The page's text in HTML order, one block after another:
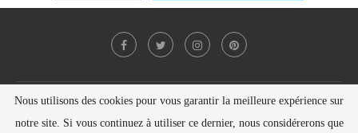
Politique de confidentialité Contact
Copyright © Nelly SEILER 2021
Nous utilisons des cookies pour vous garantir la meilleure expérience sur
notre site. Si vous continuez à utiliser ce dernier, nous considérerons que